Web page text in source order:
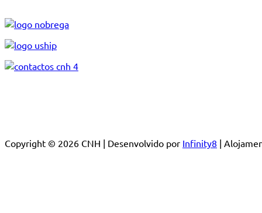
Copyright © 2026 CNH | Desenvolvido por Infinity8 |